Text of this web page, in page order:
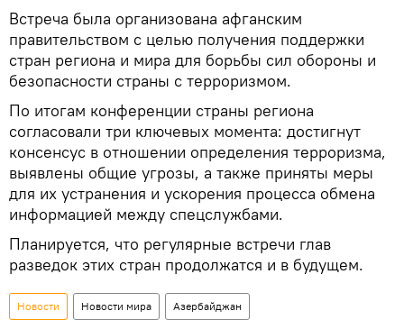
Встреча была организована афганским
правительством с целью получения поддержки
стран региона и мира для борьбы сил обороны и
безопасности страны с терроризмом.
По итогам конференции страны региона
согласовали три ключевых момента: достигнут
консенсус в отношении определения терроризма,
выявлены общие угрозы, а также приняты меры
для их устранения и ускорения процесса обмена
информацией между спецслужбами.
Планируется, что регулярные встречи глав
разведок этих стран продолжатся и в будущем.
Новости Новости мира Азербайджан